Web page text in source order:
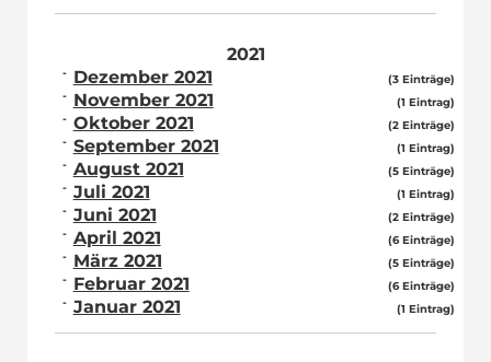
2021
Dezember 2021
(3 Einträge)
November 2021 (1 Eintrag)
Oktober 2021 (2 Einträge)
September 2021 (1 Eintrag)
August 2021 (5 Einträge)
Juli 2021 (1 Eintrag)
Juni 2021 (2 Einträge)
April 2021 (6 Einträge)
März 2021 (5 Einträge)
Februar 2021 (6 Einträge)
Januar 2021 (1 Eintrag)